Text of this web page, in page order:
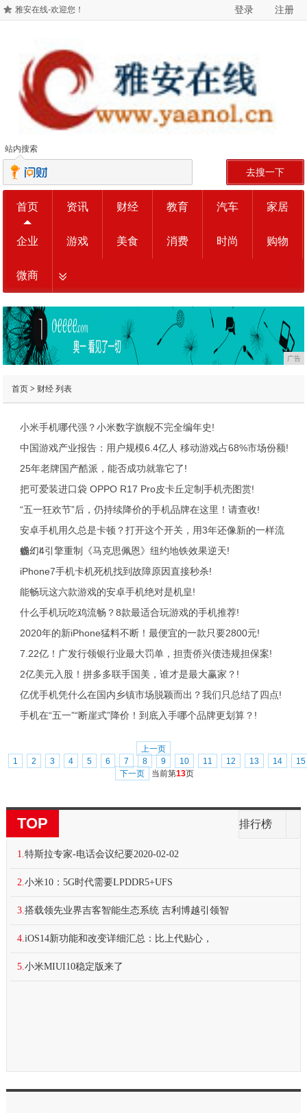
雅安在线-欢迎您！ 登录 注册
站内搜索
去搜一下
首页 资讯 财经 教育 汽车 家居
企业 游戏 美食 消费 时尚 购物
微商
广告
首页> 财经列表
小米手机哪代强？小米数字旗舰不完全编年史!
中国游戏产业报告：用户规模6.4亿人 移动游戏占68%市场份额!
25年老牌国产酷派，能否成功就靠它了!
把可爱装进口袋 OPPO R17 Pro皮卡丘定制手机壳图赏!
“五一狂欢节”后，仍持续降价的手机品牌在这里！请查收!
安卓手机用久总是卡顿？打开这个开关，用3年还像新的一样流
畅！!
虚幻4引擎重制《马克思佩恩》纽约地铁效果逆天!
iPhone7手机卡机死机找到故障原因直接秒杀!
能畅玩这六款游戏的安卓手机绝对是机皇!
什么手机玩吃鸡流畅？8款最适合玩游戏的手机推荐!
2020年的新iPhone猛料不断！最便宜的一款只要2800元!
7.22亿！广发行领银行业最大罚单，担责侨兴债违规担保案!
2亿美元入股！拼多多联手国美，谁才是最大赢家？!
亿优手机凭什么在国内乡镇市场脱颖而出？我们只总结了四点!
手机在“五一”“断崖式”降价！到底入手哪个品牌更划算？!
上一页
1
2 3 4 5 6 7 8 9 10 11 12 13 14
15
下一页
当前第13页
TOP 排行榜
1.特斯拉专家-电话会议纪要2020-02-02
2.小米10：5G时代需要LPDDR5+UFS
3.搭载领先业界吉客智能生态系统 吉利博越引领智
4.iOS14新功能和改变详细汇总：比上代贴心，
5.小米MIUI10稳定版来了